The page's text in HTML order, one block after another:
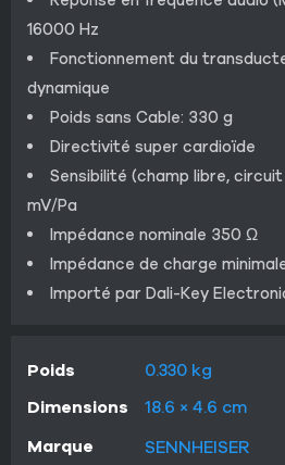
16000 Hz
Fonctionnement du
dynamique
Poids sans Cable: 330 g
Directivité super cardioïde
Sensibilité (champ libre, circuit
mV/Pa
Impédance nominale 350 Ω
Impédance de charge
Importé par Dali-Key
Poids
0.330 kg
Dimensions
18.6 × 4.6 cm
Marque
SENNHEISER